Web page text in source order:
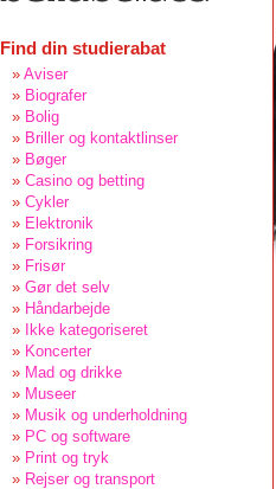
Find din studierabat
Aviser
Biografer
Bolig
Briller og kontaktlinser
Bøger
Casino og betting
Cykler
Elektronik
Forsikring
Frisør
Gør det selv
Håndarbejde
Ikke kategoriseret
Koncerter
Mad og drikke
Museer
Musik og underholdning
PC og software
Print og tryk
Rejser og transport